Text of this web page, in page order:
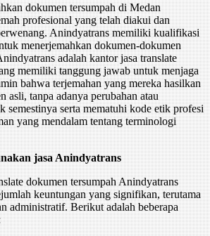
dokumen tersumpah di Medan
profesional yang telah diakui dan
Anindyatrans memiliki kualifikasi
menerjemahkan dokumen-dokumen
adalah kantor jasa translate
memiliki tanggung jawab untuk menjaga
bahwa terjemahan yang mereka hasilkan
asli, tanpa adanya perubahan atau
semestinya serta mematuhi kode etik profesi
yang mendalam tentang terminologi
jasa Anindyatrans
dokumen tersumpah Anindyatrans
keuntungan yang signifikan, terutama
administratif. Berikut adalah beberapa